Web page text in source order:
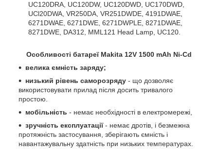
UC120DRA, UC120DW, UC120DWD, UC170DWD,
UCl20DWA, VR250DA, VR251DWDE, 4191DWAE,
6271DWAE, 6271DWE, 6271DWPLE, 8271DWAE,
8271DWE, DA312, MML121 Head Lamp, UC120.
Особливості батареї Makita 12V 1500 mAh Ni-Cd
велика ємність заряду;
низький рівень саморозряду - що дозволяє
використовувати прилад після досить тривалого
простою.
мобільність - немає необхідності в електромережі,
зручність експлуатації- немає дротів, і безмежна
протяжність застосування, зберігають ємність і
навантажувальну здатність при низьких температурах.